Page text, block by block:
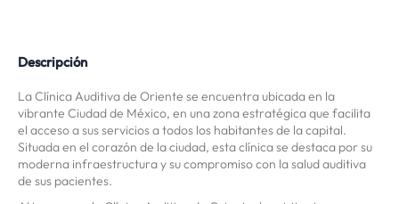
Descripción
La Clínica Auditiva de Oriente se encuentra ubicada en la
vibrante Ciudad de México, en una zona estratégica que facilita
el acceso a sus servicios a todos los habitantes de la capital.
Situada en el corazón de la ciudad, esta clínica se destaca por su
moderna infraestructura y su compromiso con la salud auditiva
de sus pacientes.